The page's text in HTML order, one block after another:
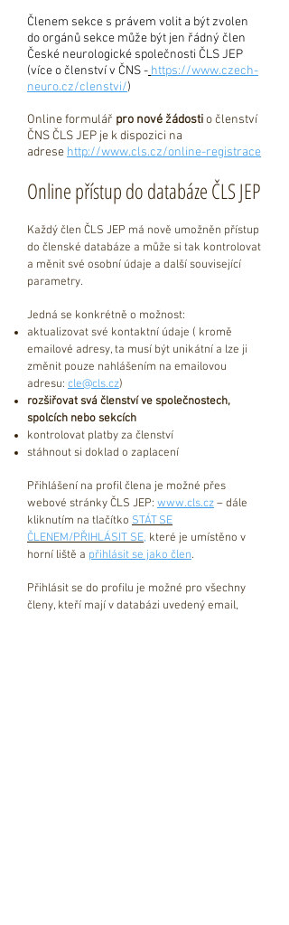
Členem sekce s právem volit a být zvolen
do orgánů sekce může být jen řádný člen
České neurologické společnosti ČLS JEP
(více o členství v ČNS - https://www.czech-
neuro.cz/clenstvi/)
Online formulář pro nové žádostio členství
ČNS ČLS JEP je k dispozici na
adrese http://www.cls.cz/online-registrace
Online přístup do databáze ČLS JEP
Každý člen ČLS JEP má nově umožněn přístup
do členské databáze a může si tak kontrolovat
a měnit své osobní údaje a další související
parametry.
Jedná se konkrétně o možnost:
aktualizovat své kontaktní údaje ( kromě
emailové adresy, ta musí být unikátní a lze ji
změnit pouze nahlášením na emailovou
adresu: cle@cls.cz)
rozšiřovat svá členství ve společnostech,
spolcích nebo sekcích
kontrolovat platby za členství
stáhnout si doklad o zaplacení
Přihlášení na profil člena je možné přes
webové stránky ČLS JEP: www.cls.cz– dále
kliknutím na tlačítko STÁT SE
ČLENEM/PŘIHLÁSIT SE, které je umístěno v
horní liště a přihlásit se jako člen.
Přihlásit se do profilu je možné pro všechny
členy, kteří mají v databázi uvedený email,